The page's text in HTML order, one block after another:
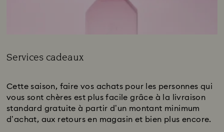
Services cadeaux
Cette saison, faire vos achats pour les personnes qui
vous sont chères est plus facile grâce à la livraison
standard gratuite à partir d’un montant minimum
d’achat, aux retours en magasin et bien plus encore.